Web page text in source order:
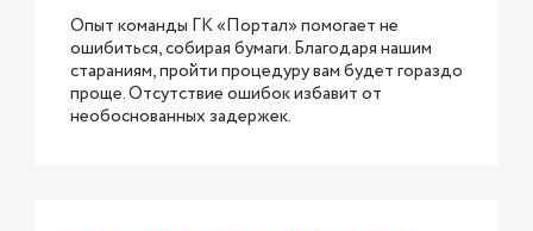
Опыт команды ГК «Портал» помогает не
ошибиться, собирая бумаги. Благодаря нашим
стараниям, пройти процедуру вам будет гораздо
проще. Отсутствие ошибок избавит от
необоснованных задержек.